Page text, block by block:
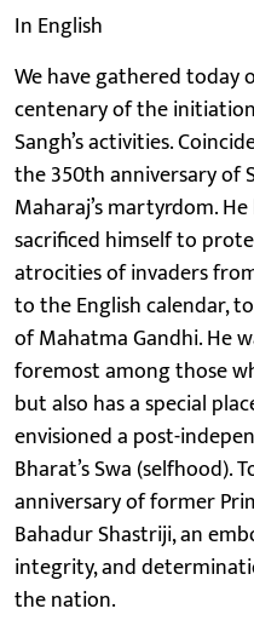
In English
We have gathered today
centenary of the
Sangh’s activities.
the 350th anniversary of
Maharaj’s martyrdom.
sacrificed himself to
atrocities of invaders
to the English calendar,
of Mahatma Gandhi. He
foremost among those
but also has a special
envisioned a post-
Bharat’s Swa (selfhood).
anniversary of former
Bahadur Shastriji, an
integrity, and
the nation.